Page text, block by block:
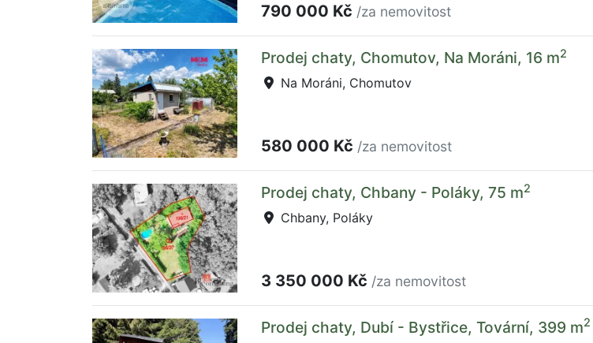
790 000 Kč /za nemovitost
Prodej chaty, Chomutov, Na Moráni, 16 m2
Na Moráni, Chomutov
580 000 Kč /za nemovitost
Prodej chaty, Chbany - Poláky, 75 m2
Chbany, Poláky
3 350 000 Kč /za nemovitost
Prodej chaty, Dubí - Bystřice, Tovární, 399 m2